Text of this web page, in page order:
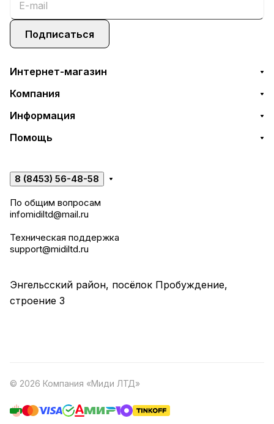
Подписаться
Интернет-магазин
Компания
Информация
Помощь
8 (8453) 56-48-58
По общим вопросам
infomidiltd@mail.ru
Техническая поддержка
support@midiltd.ru
Энгельсский район, посёлок Пробуждение,
строение 3
© 2026 Компания «Миди ЛТД»